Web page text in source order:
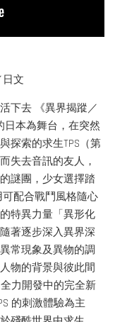
文
下去 《異界揭蹤／
日本為舞台，在突然
探索的求生TPS（第
失去音訊的友人，
謎團，少女選擇踏
配合戰鬥風格隨心
特異力量「異形化
著逐步深入異界深
常現象及異物的調
物的背景與彼此間
力開發中的完全新
的刺激體驗為主